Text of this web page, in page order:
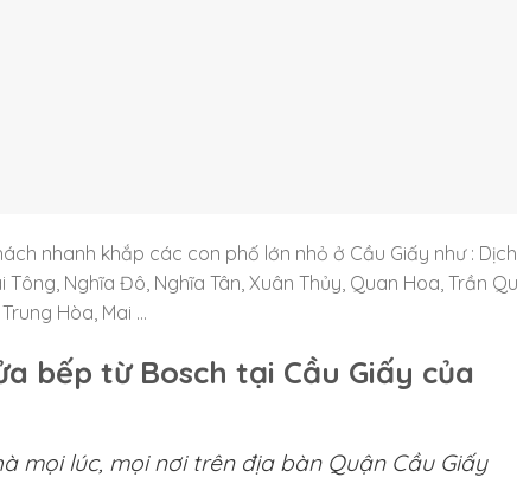
nhanh khắp các con phố lớn nhỏ ở Cầu Giấy như : Dịch
Nghĩa Đô, Nghĩa Tân, Xuân Thủy, Quan Hoa, Trần
Hòa, Mai …
bếp từ Bosch tại Cầu Giấy của
mọi lúc, mọi nơi trên địa bàn Quận Cầu Giấy